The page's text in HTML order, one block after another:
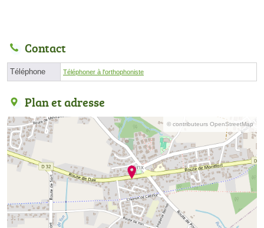
Contact
Téléphone Téléphoner à l'orthophoniste
Plan et adresse
© contributeurs OpenStreetMap